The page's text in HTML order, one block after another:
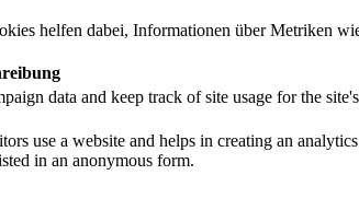
helfen dabei, Informationen über Metriken
data and keep track of site usage for the
use a website and helps in creating an
in an anonymous form.